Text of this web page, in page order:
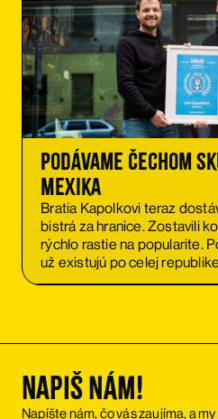
Podávame Čechom
Mexika
Bratia Kapolkovi teraz
bistrá za hranice. Zostavili
rýchlo rastie na popularite.
už existujú po celej
susedov.
Napiš nám!
Napíšte nám, čo vás zaujíma, a